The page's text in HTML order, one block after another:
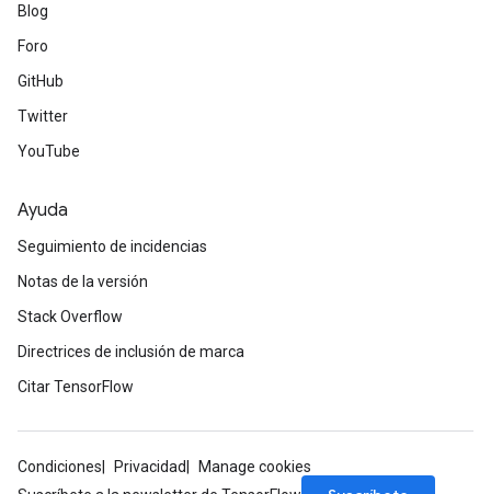
Blog
Foro
GitHub
Twitter
YouTube
Ayuda
Seguimiento de incidencias
Notas de la versión
Stack Overflow
Directrices de inclusión de marca
Citar TensorFlow
Condiciones Privacidad
Manage cookies